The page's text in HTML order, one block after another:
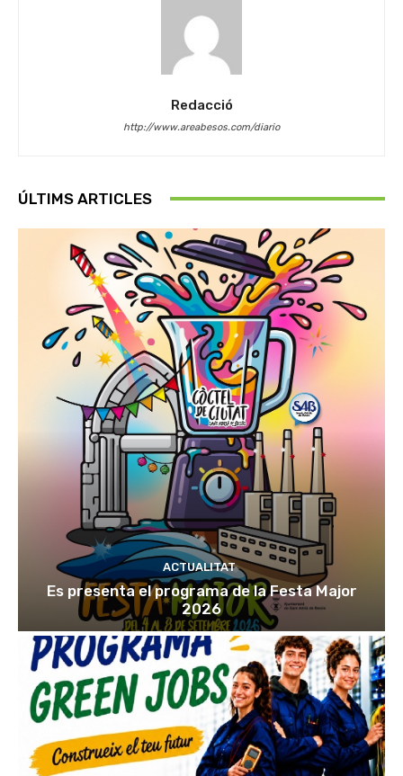
Redacció
http://www.areabesos.com/diario
ÚLTIMS ARTICLES
ACTUALITAT
Es presenta el programa de la Festa Major
2026